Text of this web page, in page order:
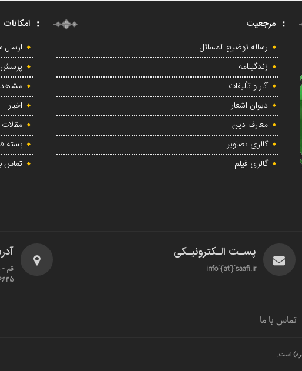
مرجعیت
رساله توضیح المسائل
زندگینامه
آثار و تألیفات
دیوان اشعار
معارف دین
گالری تصاویر
گالری فیلم
امکانات
پرسش
اخبار
مقالات
بسته
تماس
پسـت الـکترونیـکی
info`{`at`}`saafi.ir
تماس با ما
است.